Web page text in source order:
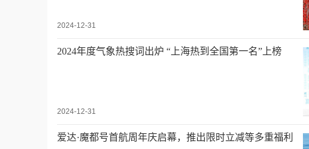
2024-12-31
2024年度气象热搜词出炉 “上海热到全国第一名”上榜
2024-12-31
爱达·魔都号首航周年庆启幕，推出限时立减等多重福利